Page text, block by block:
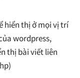
hiển thị ở mọi vị trí
wordpress,
thị bài viết liên